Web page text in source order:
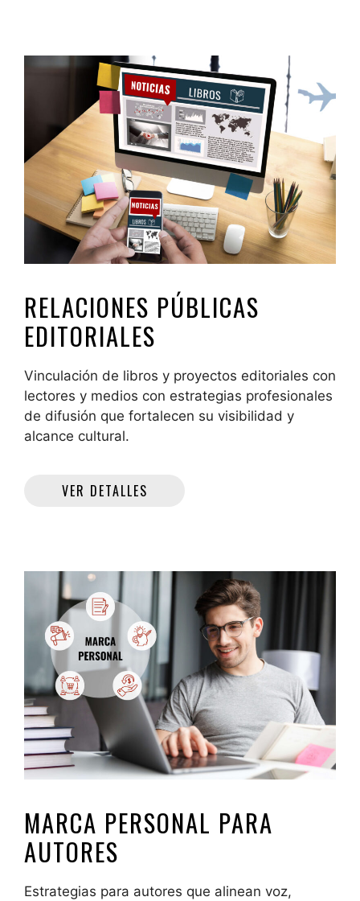
RELACIONES PÚBLICAS
EDITORIALES
Vinculación de libros y proyectos editoriales con
lectores y medios con estrategias profesionales
de difusión que fortalecen su visibilidad y
alcance cultural.
VER DETALLES
MARCA PERSONAL PARA
AUTORES
Estrategias para autores que alinean voz,